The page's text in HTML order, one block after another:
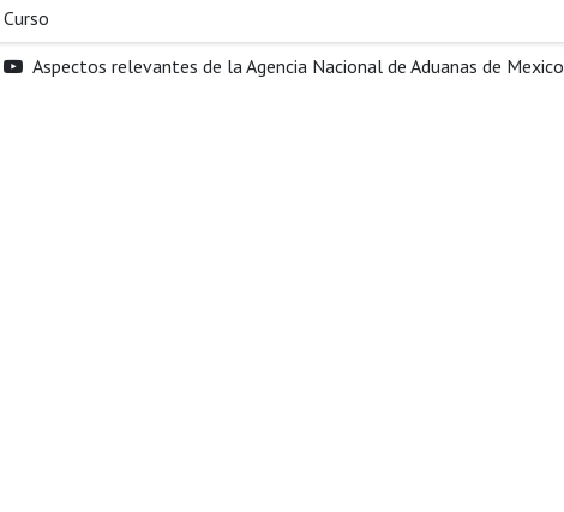
Curso
Aspectos relevantes de la Agencia Nacional de Aduanas de Mexico